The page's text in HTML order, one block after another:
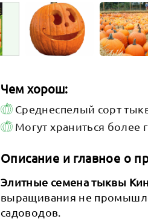
Чем хорош:
Среднеспелый сорт
Могут храниться более
Описание и главное о
Элитные семена тыквы
выращивания не
садоводов.